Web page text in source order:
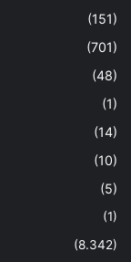
(151)
(701)
(48)
(1)
(14)
(10)
(5)
(1)
(8.342)